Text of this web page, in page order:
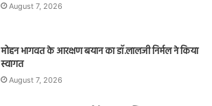
August 7, 2026
मोहन भागवत के आरक्षण बयान का डॉ.लालजी निर्मल ने किया
स्वागत
August 7, 2026